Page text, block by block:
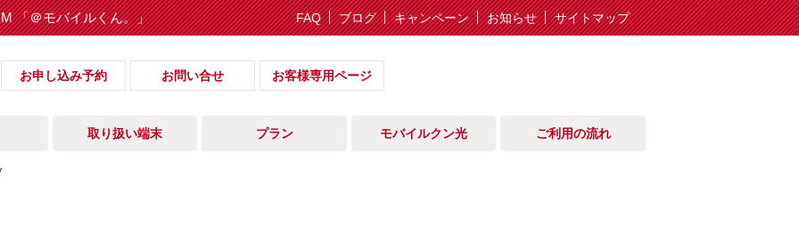
「＠モバイルくん。」 FAQ ブログ キャンペーン お知らせ サイトマップ
お申し込み予約 お問い合せ お客様専用ページ
取り扱い端末 プラン モバイルクン光 ご利用の流れ